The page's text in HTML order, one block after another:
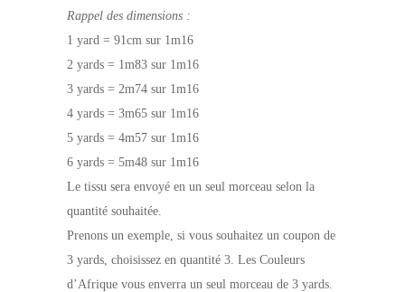
Rappel des dimensions :
1 yard = 91cm sur 1m16
2 yards = 1m83 sur 1m16
3 yards = 2m74 sur 1m16
4 yards = 3m65 sur 1m16
5 yards = 4m57 sur 1m16
6 yards = 5m48 sur 1m16
Le tissu sera envoyé en un seul morceau selon la
quantité souhaitée.
Prenons un exemple, si vous souhaitez un coupon de
3 yards, choisissez en quantité 3. Les Couleurs
d’Afrique vous enverra un seul morceau de 3 yards.